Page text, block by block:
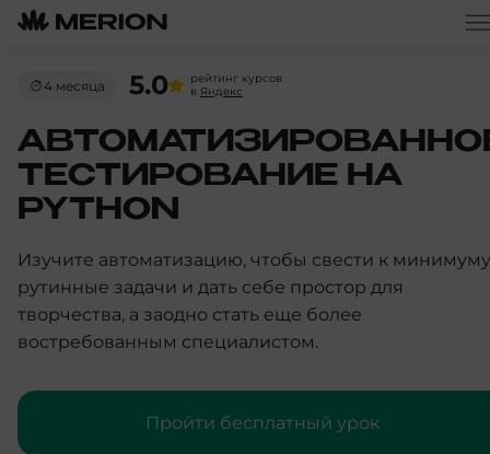
4 месяца 5.0
рейтинг курсов
в Яндекс
ТЕСТИРОВАНИЕ НА
PYTHON
Изучите автоматизацию, чтобы свести к минимуму
рутинные задачи и дать себе простор для
творчества, а заодно стать еще более
востребованным специалистом.
Пройти бесплатный урок